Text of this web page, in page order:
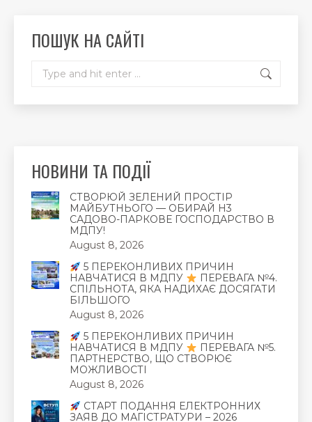
windowwindowwindow
ПОШУК НА САЙТІ
НОВИНИ ТА ПОДІЇ
СТВОРЮЙ ЗЕЛЕНИЙ ПРОСТІР
МАЙБУТНЬОГО — ОБИРАЙ Н3
САДОВО-ПАРКОВЕ ГОСПОДАРСТВО В
МДПУ!
August 8, 2026
5 ПЕРЕКОНЛИВИХ ПРИЧИН
НАВЧАТИСЯ В МДПУ
ПЕРЕВАГА №4.
СПІЛЬНОТА, ЯКА НАДИХАЄ ДОСЯГАТИ
БІЛЬШОГО
August 8, 2026
5 ПЕРЕКОНЛИВИХ ПРИЧИН
НАВЧАТИСЯ В МДПУ
ПЕРЕВАГА №5.
ПАРТНЕРСТВО, ЩО СТВОРЮЄ
МОЖЛИВОСТІ
August 8, 2026
СТАРТ ПОДАННЯ ЕЛЕКТРОННИХ
ЗАЯВ ДО МАГІСТРАТУРИ – 2026